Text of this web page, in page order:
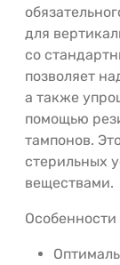
для
со
позволяет
а также
помощью
тампонов.
стерильных
веществами.